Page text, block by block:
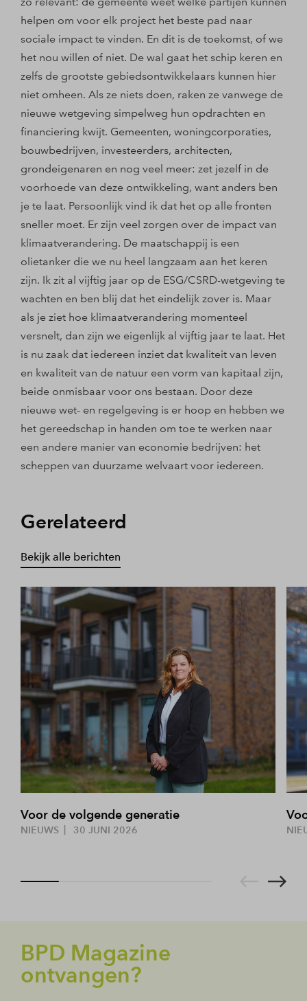
helpen om voor elk project het beste pad naar
sociale impact te vinden. En dit is de toekomst, of we
het nou willen of niet. De wal gaat het schip keren en
zelfs de grootste gebiedsontwikkelaars kunnen hier
niet omheen. Als ze niets doen, raken ze vanwege de
nieuwe wetgeving simpelweg hun opdrachten en
financiering kwijt. Gemeenten, woningcorporaties,
bouwbedrijven, investeerders, architecten,
grondeigenaren en nog veel meer: zet jezelf in de
voorhoede van deze ontwikkeling, want anders ben
je te laat. Persoonlijk vind ik dat het op alle fronten
sneller moet. Er zijn veel zorgen over de impact van
klimaatverandering. De maatschappij is een
olietanker die we nu heel langzaam aan het keren
zijn. Ik zit al vijftig jaar op de ESG/CSRD-wetgeving te
wachten en ben blij dat het eindelijk zover is. Maar
als je ziet hoe klimaatverandering momenteel
versnelt, dan zijn we eigenlijk al vijftig jaar te laat. Het
is nu zaak dat iedereen inziet dat kwaliteit van leven
en kwaliteit van de natuur een vorm van kapitaal zijn,
beide onmisbaar voor ons bestaan. Door deze
nieuwe wet- en regelgeving is er hoop en hebben we
het gereedschap in handen om toe te werken naar
een andere manier van economie bedrijven: het
scheppen van duurzame welvaart voor iedereen.
Gerelateerd
Bekijk alle berichten
Voor de volgende generatie
NIEUWS 30 JUNI 2026
BPD Magazine
ontvangen?